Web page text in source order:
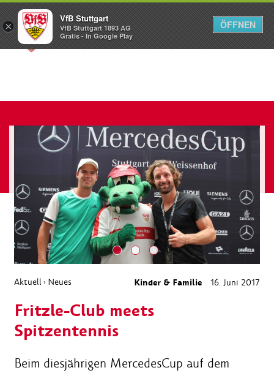
Menü
Aktuell › Neues Kinder & Familie 16. Juni 2017
Fritzle-Club meets
Spitzentennis
Beim diesjährigen MercedesCup auf dem
×
VfB Stuttgart
VfB Stuttgart 1893 AG
Gratis - In Google Play
ÖFFNEN